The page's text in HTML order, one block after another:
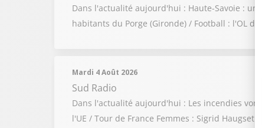
Dans l'actualité aujourd'hui : Haute-Savoie :
habitants du Porge (Gironde) / Football : l'OL
Mardi 4 Août 2026
Sud Radio
Dans l'actualité aujourd'hui : Les incendies
l'UE / Tour de France Femmes : Sigrid Haugset